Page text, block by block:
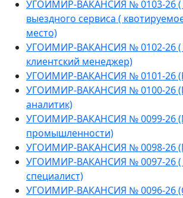
УГОИМИР-ВАКАНСИЯ № 0103-26
выездного сервиса (
место)
УГОИМИР-ВАКАНСИЯ № 0102-26 (
клиентский менеджер)
УГОИМИР-ВАКАНСИЯ № 0101-26
УГОИМИР-ВАКАНСИЯ № 0100-26
аналитик)
УГОИМИР-ВАКАНСИЯ № 0099-26
промышленности)
УГОИМИР-ВАКАНСИЯ № 0098-26
УГОИМИР-ВАКАНСИЯ № 0097-26 (
специалист)
УГОИМИР-ВАКАНСИЯ № 0096-26